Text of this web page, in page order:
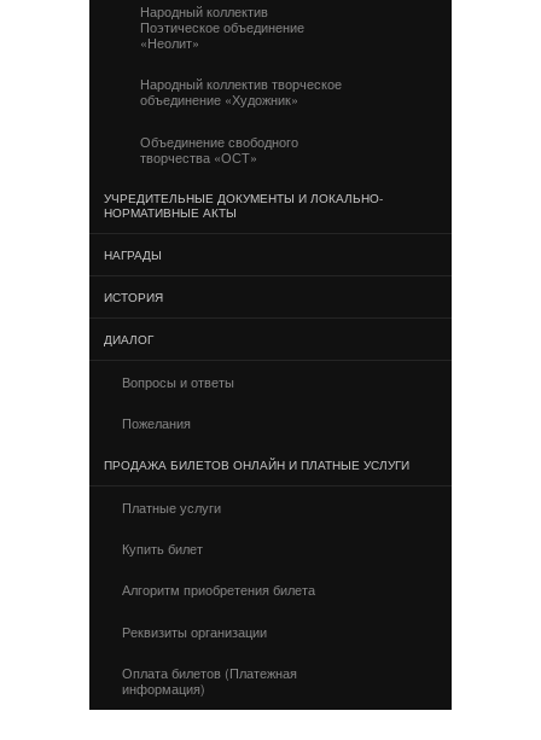
Народный коллектив
Поэтическое объединение
«Неолит»
Народный коллектив творческое
объединение «Художник»
Объединение свободного
творчества «ОСТ»
УЧРЕДИТЕЛЬНЫЕ ДОКУМЕНТЫ И ЛОКАЛЬНО-
НОРМАТИВНЫЕ АКТЫ
НАГРАДЫ
ИСТОРИЯ
ДИАЛОГ
Вопросы и ответы
Пожелания
ПРОДАЖА БИЛЕТОВ ОНЛАЙН И ПЛАТНЫЕ УСЛУГИ
Платные услуги
Купить билет
Алгоритм приобретения билета
Реквизиты организации
Оплата билетов (Платежная
информация)